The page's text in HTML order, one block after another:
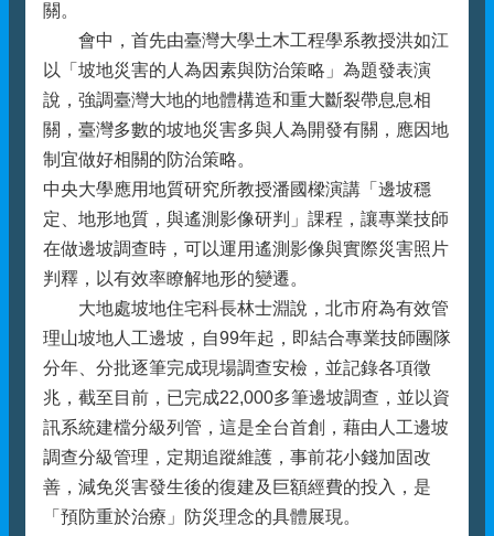
關。
會中，首先由臺灣大學土木工程學系教授洪如江
以「坡地災害的人為因素與防治策略」為題發表演
說，強調臺灣大地的地體構造和重大斷裂帶息息相
關，臺灣多數的坡地災害多與人為開發有關，應因地
制宜做好相關的防治策略。
中央大學應用地質研究所教授潘國樑演講「邊坡穩
定、地形地質，與遙測影像研判」課程，讓專業技師
在做邊坡調查時，可以運用遙測影像與實際災害照片
判釋，以有效率瞭解地形的變遷。
大地處坡地住宅科長林士淵說，北市府為有效管
理山坡地人工邊坡，自99年起，即結合專業技師團隊
分年、分批逐筆完成現場調查安檢，並記錄各項徵
兆，截至目前，已完成22,000多筆邊坡調查，並以資
訊系統建檔分級列管，這是全台首創，藉由人工邊坡
調查分級管理，定期追蹤維護，事前花小錢加固改
善，減免災害發生後的復建及巨額經費的投入，是
「預防重於治療」防災理念的具體展現。